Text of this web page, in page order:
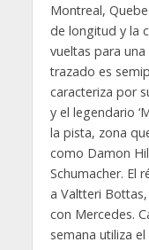
Montreal,
de longitud y la
vueltas para
trazado es
caracteriza por
y el legendario
la pista, zona
como Damon
Schumacher. El
a Valtteri
con Mercedes.
semana utiliza